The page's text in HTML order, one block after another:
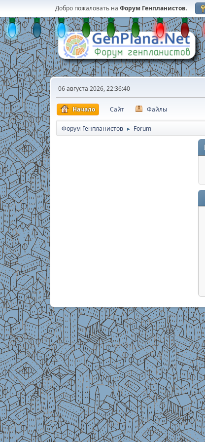
Добро пожаловать на Форум Генпланистов.
06 августа 2026, 22:36:40
Начало Сайт Файлы
Форум Генпланистов ► Forum